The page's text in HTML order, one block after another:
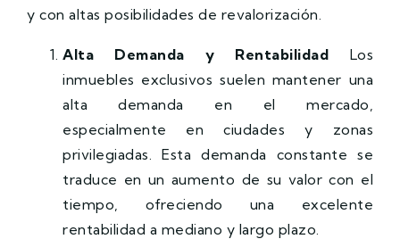
y con altas posibilidades de revalorización.
Alta Demanda y Rentabilidad Los
inmuebles exclusivos suelen mantener una
alta demanda en el mercado,
especialmente en ciudades y zonas
privilegiadas. Esta demanda constante se
traduce en un aumento de su valor con el
tiempo, ofreciendo una excelente
rentabilidad a mediano y largo plazo.